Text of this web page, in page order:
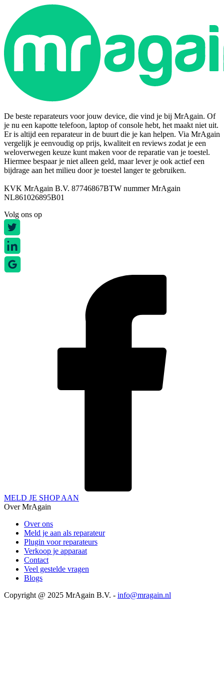
De beste reparateurs voor jouw device, die vind je bij MrAgain. Of
je nu een kapotte telefoon, laptop of console hebt, het maakt niet uit.
Er is altijd een reparateur in de buurt die je kan helpen. Via MrAgain
vergelijk je eenvoudig op prijs, kwaliteit en reviews zodat je een
weloverwegen keuze kunt maken voor de reparatie van je toestel.
Hiermee bespaar je niet alleen geld, maar lever je ook actief een
bijdrage aan het milieu door je toestel langer te gebruiken.
KVK MrAgain B.V. 87746867BTW nummer MrAgain
NL861026895B01
Volg ons op
MELD JE SHOP AAN
Over MrAgain
Over ons
Meld je aan als reparateur
Plugin voor reparateurs
Verkoop je apparaat
Contact
Veel gestelde vragen
Blogs
Copyright @ 2025 MrAgain B.V. - info@mragain.nl